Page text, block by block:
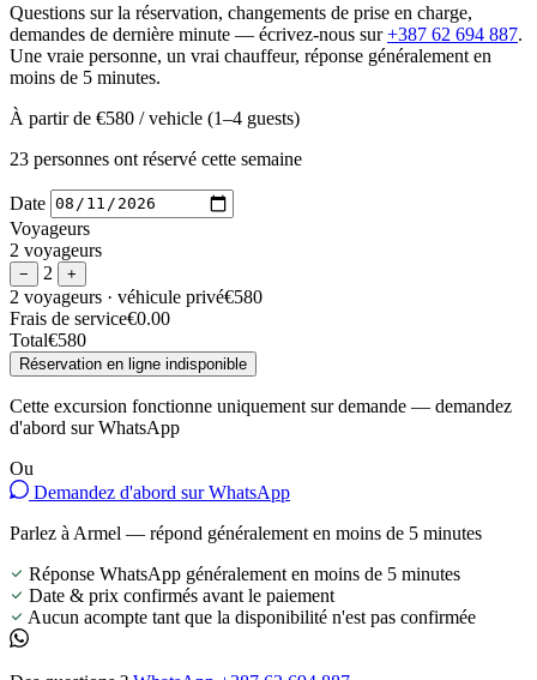
Questions sur la réservation, changements de prise en charge,
demandes de dernière minute — écrivez-nous sur+387 62 694 887.
Une vraie personne, un vrai chauffeur, réponse généralement en
moins de 5 minutes.
À partir de €580 / vehicle (1–4 guests)
23 personnes ont réservé cette semaine
Date
Voyageurs
2 voyageurs
− 2 +
2 voyageurs · véhicule privé€580
Frais de service€0.00
Total€580
Réservation en ligne indisponible
Cette excursion fonctionne uniquement sur demande — demandez
d'abord sur WhatsApp
Ou
Demandez d'abord sur WhatsApp
Parlez à Armel — répond généralement en moins de 5 minutes
Réponse WhatsApp généralement en moins de 5 minutes
Date & prix confirmés avant le paiement
Aucun acompte tant que la disponibilité n'est pas confirmée